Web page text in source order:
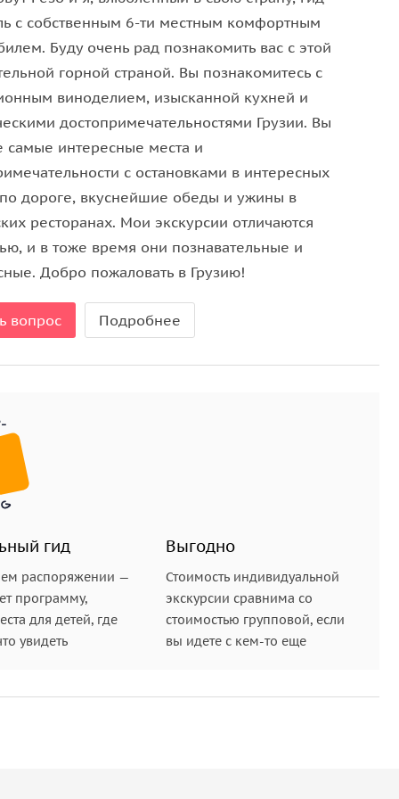
вниз — и мы в долине Арагви. Через час
в ресторанчике (по желанию). Возвращение в
и удобную обувь.
с собственным 6-ти местным комфортным
Буду очень рад познакомить вас с этой
горной страной. Вы познакомитесь с
виноделием, изысканной кухней и
достопримечательностями Грузии. Вы
самые интересные места и
с остановками в интересных
дороге, вкуснейшие обеды и ужины в
ресторанах. Мои экскурсии отличаются
и в тоже время они познавательные и
Добро пожаловать в Грузию!
вопрос Подробнее
гид
распоряжении —
программу,
для детей, где
увидеть
Выгодно
Стоимость индивидуальной
экскурсии сравнима со
стоимостью групповой, если
вы идете с кем-то еще